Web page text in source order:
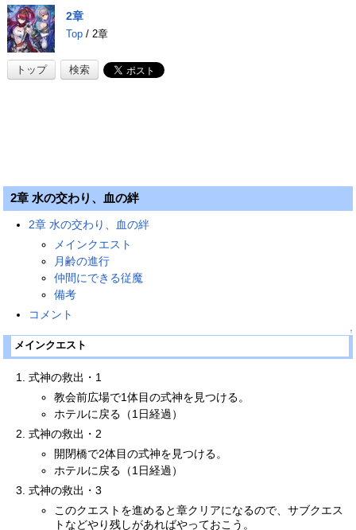
2章
Top/ 2章
トップ 検索
2章 水の交わり、血の絆
2章 水の交わり、血の絆
メインクエスト
月齢の進行
仲間にできる従魔
備考
コメント
↑
メインクエスト
式神の救出・1
教会前広場で1体目の式神を見つける。
ホテルに戻る（1日経過）
式神の救出・2
開閉橋で2体目の式神を見つける。
ホテルに戻る（1日経過）
式神の救出・3
このクエストを進めると章クリアになるので、サブクエス
トなどやり残しがあればやっておこう。